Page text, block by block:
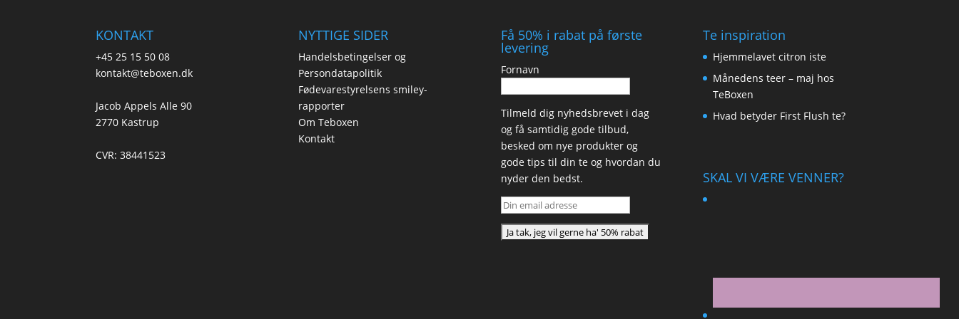
KONTAKT
+45 25 15 50 08
kontakt@teboxen.dk
Jacob Appels Alle 90
2770 Kastrup
CVR: 38441523
NYTTIGE SIDER
Handelsbetingelser og
Persondatapolitik
Fødevarestyrelsens smiley-
rapporter
Om Teboxen
Kontakt
Få 50% i rabat på første
levering
Fornavn
Tilmeld dig nyhedsbrevet i dag
og få samtidig gode tilbud,
besked om nye produkter og
gode tips til din te og hvordan du
nyder den bedst.
Te inspiration
Hjemmelavet citron iste
Månedens teer – maj hos
TeBoxen
Hvad betyder First Flush te?
SKAL VI VÆRE VENNER?